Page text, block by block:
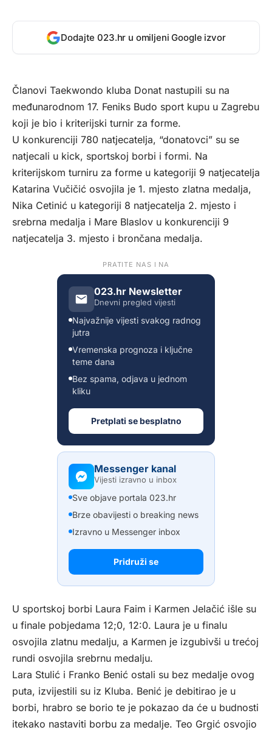
Dodajte 023.hr u omiljeni Google izvor
Članovi Taekwondo kluba Donat nastupili su na
međunarodnom 17. Feniks Budo sport kupu u Zagrebu
koji je bio i kriterijski turnir za forme.
U konkurenciji 780 natjecatelja, “donatovci” su se
natjecali u kick, sportskoj borbi i formi. Na
kriterijskom turniru za forme u kategoriji 9 natjecatelja
Katarina Vučičić osvojila je 1. mjesto zlatna medalja,
Nika Cetinić u kategoriji 8 natjecatelja 2. mjesto i
srebrna medalja i Mare Blaslov u konkurenciji 9
natjecatelja 3. mjesto i brončana medalja.
PRATITE NAS I NA
023.hr Newsletter
Dnevni pregled vijesti
Najvažnije vijesti svakog radnog
jutra
Vremenska prognoza i ključne
teme dana
Bez spama, odjava u jednom
kliku
Pretplati se besplatno
Messenger kanal
Vijesti izravno u inbox
Sve objave portala 023.hr
Brze obavijesti o breaking news
Izravno u Messenger inbox
Pridruži se
U sportskoj borbi Laura Faim i Karmen Jelačić išle su
u finale pobjedama 12;0, 12:0. Laura je u finalu
osvojila zlatnu medalju, a Karmen je izgubivši u trećoj
rundi osvojila srebrnu medalju.
Lara Stulić i Franko Benić ostali su bez medalje ovog
puta, izvijestili su iz Kluba. Benić je debitirao je u
borbi, hrabro se borio te je pokazao da će u budnosti
itekako nastaviti borbu za medalje. Teo Grgić osvojio